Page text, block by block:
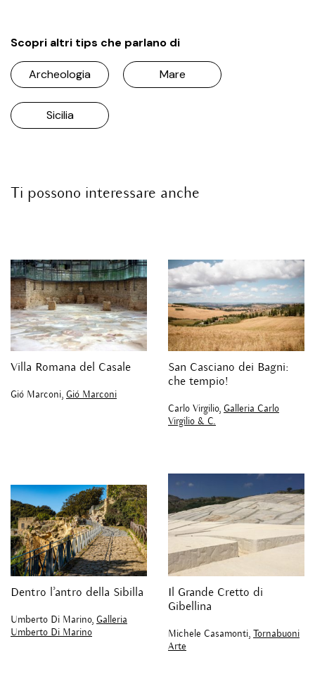
Scopri altri tips che parlano di
Archeologia Mare
Sicilia
Ti possono interessare anche
Villa Romana del Casale
Gió Marconi, Gió Marconi
San Casciano dei Bagni:
che tempio!
Carlo Virgilio, Galleria Carlo
Virgilio & C.
Dentro l’antro della Sibilla
Umberto Di Marino, Galleria
Umberto Di Marino
Il Grande Cretto di
Gibellina
Michele Casamonti, Tornabuoni
Arte